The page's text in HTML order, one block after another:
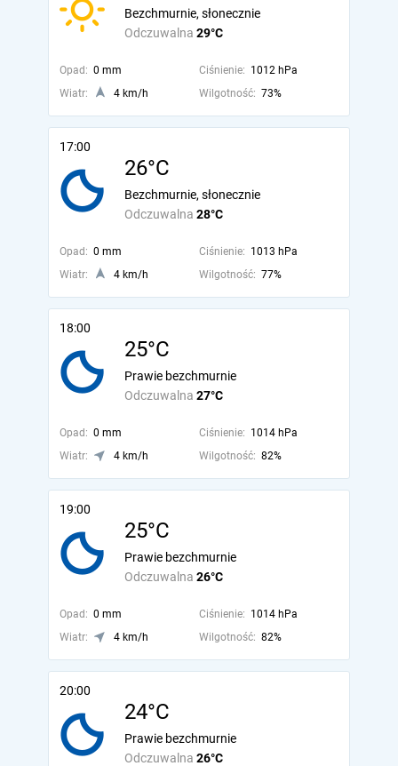
Odczuwalna 29°C
Bezchmurnie, słonecznie
Opad: 0 mm Ciśnienie: 1012 hPa
Wiatr:
4 km/h Wilgotność: 73%
17:00
26°C
Odczuwalna 28°C
Bezchmurnie, słonecznie
Opad: 0 mm Ciśnienie: 1013 hPa
Wiatr:
4 km/h Wilgotność: 77%
18:00
25°C
Odczuwalna 27°C
Prawie bezchmurnie
Opad: 0 mm Ciśnienie: 1014 hPa
Wiatr:
4 km/h Wilgotność: 82%
19:00
25°C
Odczuwalna 26°C
Prawie bezchmurnie
Opad: 0 mm Ciśnienie: 1014 hPa
Wiatr:
4 km/h Wilgotność: 82%
20:00
24°C
Odczuwalna 26°C
Prawie bezchmurnie